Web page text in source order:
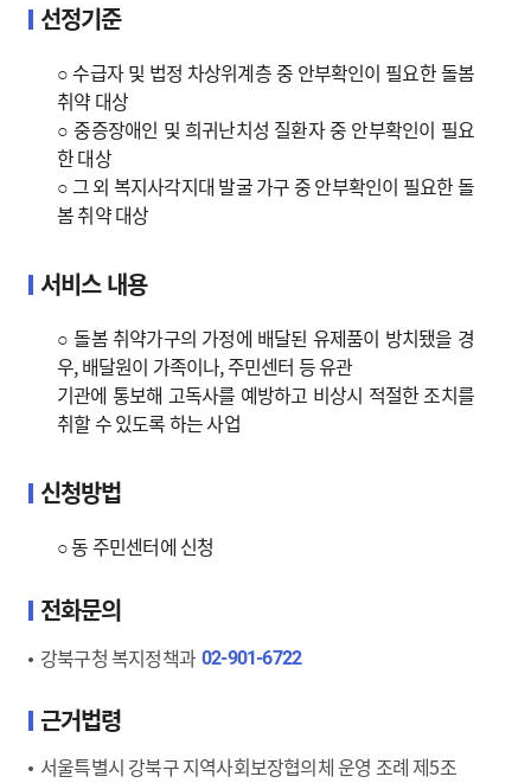
선정기준
○ 수급자 및 법정 차상위계층 중 안부확인이 필요한 돌봄
취약 대상
○ 중증장애인 및 희귀난치성 질환자 중 안부확인이 필요
한 대상
○ 그 외 복지사각지대 발굴 가구 중 안부확인이 필요한 돌
봄 취약 대상
서비스 내용
○ 돌봄 취약가구의 가정에 배달된 유제품이 방치됐을 경
우, 배달원이 가족이나, 주민센터 등 유관
기관에 통보해 고독사를 예방하고 비상시 적절한 조치를
취할 수 있도록 하는 사업
신청방법
○ 동 주민센터에 신청
전화문의
강북구청 복지정책과 02-901-6722
근거법령
서울특별시 강북구 지역사회보장협의체 운영 조례 제5조